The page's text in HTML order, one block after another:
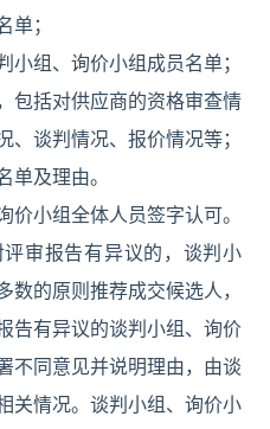
；
小组、询价小组成员名单；
包括对供应商的资格审查情
谈判情况、报价情况等；
单及理由。
小组全体人员签字认可。
审报告有异议的，谈判小
的原则推荐成交候选人，
告有异议的谈判小组、询价
不同意见并说明理由，由谈
关情况。谈判小组、询价小